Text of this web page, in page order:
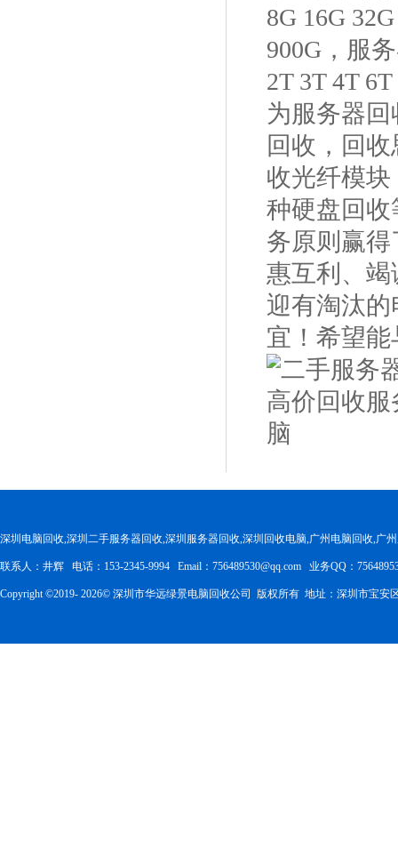
8G 16G
900G，服
2T 3T 4T
为服务器
回收，回
收光纤模
种硬盘回
务原则赢
惠互利、
迎有淘汰
宜！希望
深圳电脑回收,深圳二手服务器回收,深圳服务器回收,深圳回收电脑,广州电脑回收,广
联系人：井辉 电话：153-2345-9994 Email：756489530@qq.com 业务QQ：
Copyright ©2019- 2026© 深圳市华远绿景电脑回收公司 版权所有 地址：深圳市宝安